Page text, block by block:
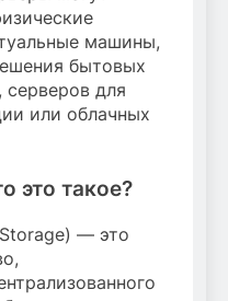
машины,
бытовых
для
или облачных
это такое?
— это